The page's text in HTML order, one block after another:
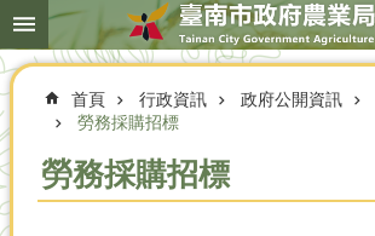
跳到主要內容區塊
搜
尋
進
首頁 行政資訊 政府公開資訊
勞務採購招標
勞務採購招標